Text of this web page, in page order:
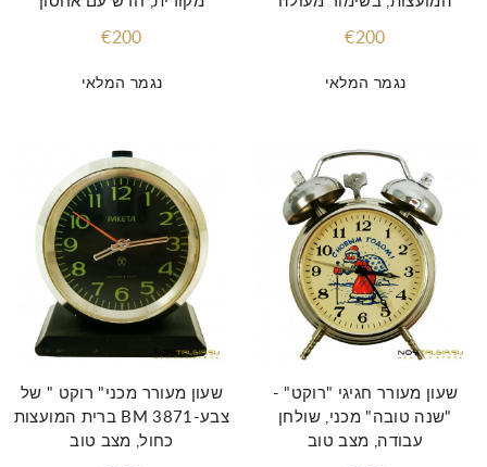
נגמר המלאי
€200
נגמר המלאי
€200
שעון מעורר מכני" רוקט " של
ברית המועצות BM 3871-צבע
כחול, מצב טוב
שעון מעורר חגיגי "רוקט" -
"שנה טובה" מכני, שולחן
עבודה, מצב טוב